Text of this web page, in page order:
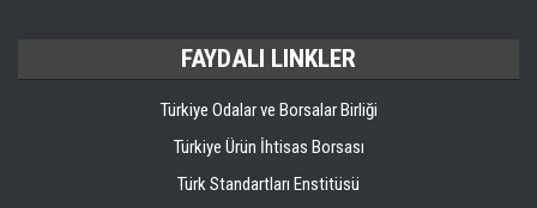
FAYDALI LINKLER
Türkiye Odalar ve Borsalar Birliği
Türkiye Ürün İhtisas Borsası
Türk Standartları Enstitüsü